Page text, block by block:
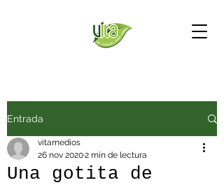
Entrada
Una gotita de
vitamedios
26 nov 20202 min de lectura